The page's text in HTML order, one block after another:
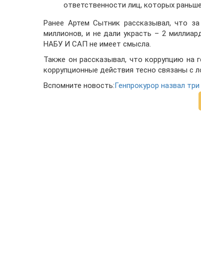
ответственности лиц, которых
Ранее Артем Сытник рассказывал, что
миллионов, и не дали украсть – 2
НАБУ И САП не имеет смысла.
Также он рассказывал, чтокоррупцию на г
коррупционные действия тесно связаны с
Вспомните новость: Генпрокурор назвал